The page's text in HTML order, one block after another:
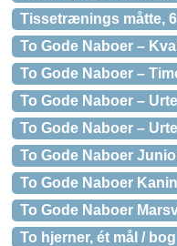
Tissetrænings måtte,
To Gode Naboer –
To Gode Naboer –
To Gode Naboer –
To Gode Naboer –
To Gode Naboer
To Gode Naboer
To Gode Naboer
To hjerner, ét mål / bog